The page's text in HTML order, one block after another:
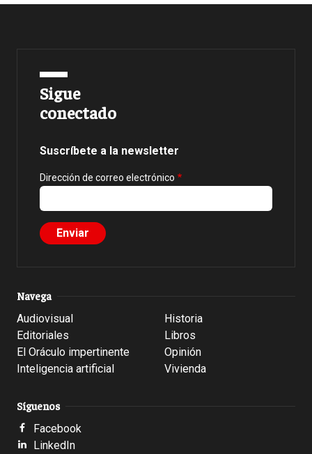
Sigue
conectado
Suscríbete a la newsletter
Dirección de correo electrónico
Navega
Audiovisual
Editoriales
El Oráculo impertinente
Inteligencia artificial
Historia
Libros
Opinión
Vivienda
Síguenos
Facebook
LinkedIn